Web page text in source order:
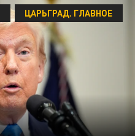
ЦАРЬГРАД. ГЛАВНОЕ